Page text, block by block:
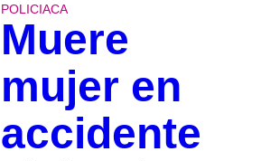
POLICIACA
Muere
mujer en
accidente